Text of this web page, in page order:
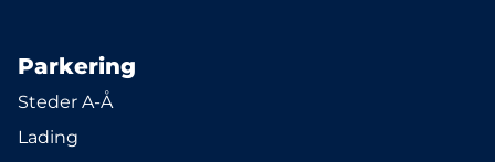
Parkering
Steder A-Å
Lading